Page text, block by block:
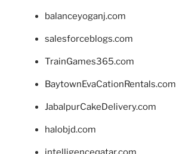
balanceyoganj.com
salesforceblogs.com
TrainGames365.com
BaytownEvaCationRentals.com
JabalpurCakeDelivery.com
halobjd.com